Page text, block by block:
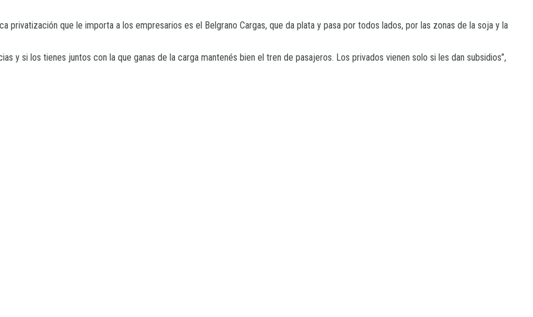
privatización que le importa a los empresarios es el Belgrano Cargas, que da plata y pasa por todos lados, por las zonas de la soja y la
y si los tienes juntos con la que ganas de la carga mantenés bien el tren de pasajeros. Los privados vienen solo si les dan subsidios”,